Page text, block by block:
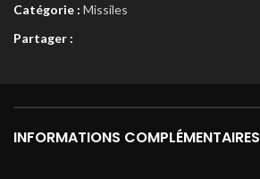
Catégorie : Missiles
Partager :
INFORMATIONS COMPLÉMENTAIRES